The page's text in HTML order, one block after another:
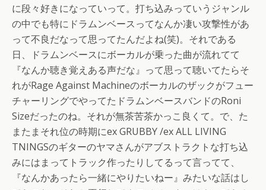
に段々好きになっていって。打ち込みっていうジャンル
の中でも特にドラムンベースってなんか凄い攻撃性があ
って不良だなって思ってたんだよね(笑)。それである
日、ドラムンベースにボーカルが乗った曲が流れてて
『なんか聴き覚えある声だな』って思って聴いてたらそ
れがRage Against Machineのボーカルのザックがフュー
チャーリングでやってたドラムンベースバンドのRoni
Sizeだったのね。それが無茶苦茶かっこ良くて。で、た
またまそれ位の時期にex GRUBBY /ex ALL LIVING
TNINGSのギターのヤマさんがアブストラクトな打ち込
みにはまってトラック作ったりしてるって言ってて、
『なんかあったら一緒にやりたいねー』みたいな話はし